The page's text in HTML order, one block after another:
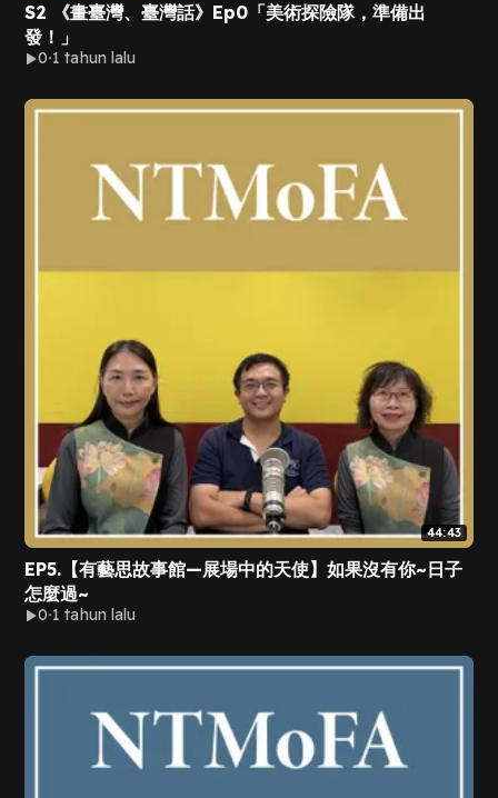
S2 《畫臺灣、臺灣話》Ep0「美術探險隊，準備出
發！」
0 1 tahun lalu
44:43
EP5.【有藝思故事館—展場中的天使】如果沒有你~日子
怎麼過~
0 1 tahun lalu